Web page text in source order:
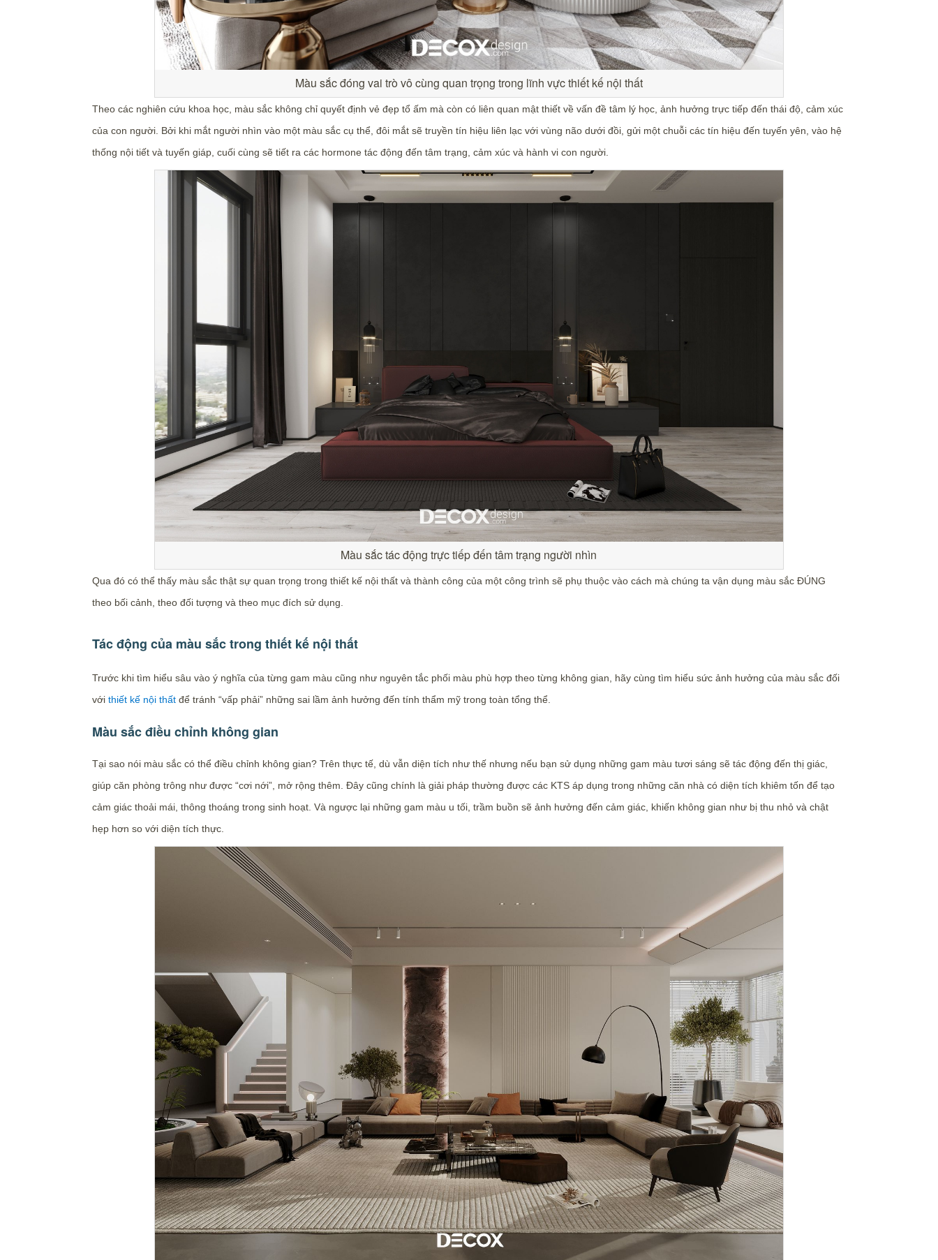
Màu sắc đóng vai trò vô cùng quan trọng trong lĩnh vực thiết kế nội thất
Theo các nghiên cứu khoa học, màu sắc không chỉ quyết định vẻ đẹp tổ ấm mà còn có liên quan mật thiết về vấn đề tâm lý học, ảnh hưởng trực tiếp đến thái độ, cảm xúc
của con người. Bởi khi mắt người nhìn vào một màu sắc cụ thể, đôi mắt sẽ truyền tín hiệu liên lạc với vùng não dưới đồi, gửi một chuỗi các tín hiệu đến tuyến yên, vào hệ
thống nội tiết và tuyến giáp, cuối cùng sẽ tiết ra các hormone tác động đến tâm trạng, cảm xúc và hành vi con người.
Màu sắc tác động trực tiếp đến tâm trạng người nhìn
Qua đó có thể thấy màu sắc thật sự quan trọng trong thiết kế nội thất và thành công của một công trình sẽ phụ thuộc vào cách mà chúng ta vận dụng màu sắc ĐÚNG
theo bối cảnh, theo đối tượng và theo mục đích sử dụng.
Tác động của màu sắc trong thiết kế nội thất
Trước khi tìm hiểu sâu vào ý nghĩa của từng gam màu cũng như nguyên tắc phối màu phù hợp theo từng không gian, hãy cùng tìm hiểu sức ảnh hưởng của màu sắc đối
với thiết kế nội thấtđể tránh “vấp phải” những sai lầm ảnh hưởng đến tính thẩm mỹ trong toàn tổng thể.
Màu sắc điều chỉnh không gian
Tại sao nói màu sắc có thể điều chỉnh không gian? Trên thực tế, dù vẫn diện tích như thế nhưng nếu bạn sử dụng những gam màu tươi sáng sẽ tác động đến thị giác,
giúp căn phòng trông như được “cơi nới”, mở rộng thêm. Đây cũng chính là giải pháp thường được các KTS áp dụng trong những căn nhà có diện tích khiêm tốn để tạo
cảm giác thoải mái, thông thoáng trong sinh hoạt. Và ngược lại những gam màu u tối, trầm buồn sẽ ảnh hưởng đến cảm giác, khiến không gian như bị thu nhỏ và chật
hẹp hơn so với diện tích thực.